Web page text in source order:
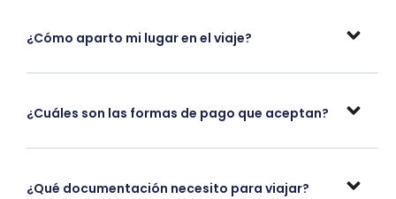
¿Cómo aparto mi lugar en el viaje?
¿Cuáles son las formas de pago que aceptan?
¿Qué documentación necesito para viajar?